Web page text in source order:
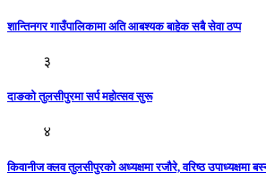
शान्तिनगर गाउँपालिकामा अति आबश्यक बाहेक सबै सेवा ठप्प
३
दाङकाे तुलसीपुरमा सर्प महोत्सव सुरू
४
किवानीज क्लव तुलसीपुरको अध्यक्षमा रजौरे, वरिष्ठ उपाध्यक्षमा